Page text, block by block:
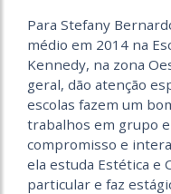
Para Stefany
médio em 2014 na
Kennedy, na zona
geral, dão atenção
escolas fazem um
trabalhos em grupo
compromisso e
ela estuda Estética e
particular e faz